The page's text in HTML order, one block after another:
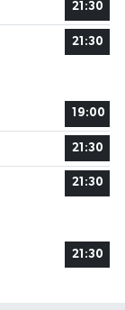
21:30
21:30
19:00
21:30
21:30
21:30